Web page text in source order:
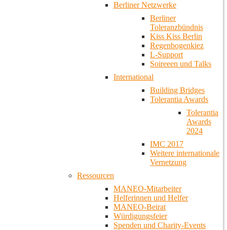
Berliner Netzwerke
Berliner
Toleranzbündnis
Kiss Kiss Berlin
Regenbogenkiez
L-Support
Soireeen und Talks
International
Building Bridges
Tolerantia Awards
Tolerantia
Awards
2024
IMC 2017
Weitere internationale
Vernetzung
Ressourcen
MANEO-Mitarbeiter
Helferinnen und Helfer
MANEO-Beirat
Würdigungsfeier
Spenden und Charity-Events